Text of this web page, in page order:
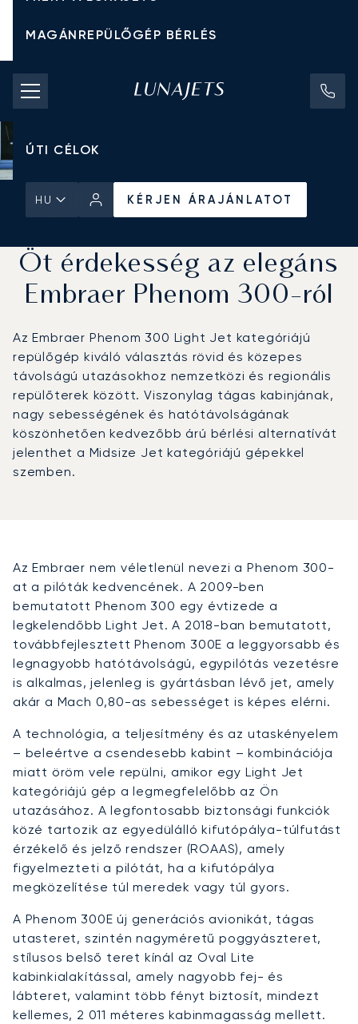
MAGÁNREPÜLŐGÉP BÉRLÉS
CHARTER ÁRAK
MAGÁNREPÜLŐGÉPEK
ÚTI CÉLOK
HU
KÉRJEN ÁRAJÁNLATOT
KÉRJEN ÁRAJÁNLATOT
Kezdőlap Hírek és Betekintés
Öt érdekesség az elegáns
Embraer Phenom 300-ról
Az Embraer Phenom 300 Light Jet kategóriájú
repülőgép kiváló választás rövid és közepes
távolságú utazásokhoz nemzetközi és regionális
repülőterek között. Viszonylag tágas kabinjának,
nagy sebességének és hatótávolságának
köszönhetően kedvezőbb árú bérlési alternatívát
jelenthet a Midsize Jet kategóriájú gépekkel
szemben.
Az Embraer nem véletlenül nevezi a Phenom 300-
at a pilóták kedvencének. A 2009-ben
bemutatott Phenom 300 egy évtizede a
legkelendőbb Light Jet. A 2018-ban bemutatott,
továbbfejlesztett Phenom 300E a leggyorsabb és
legnagyobb hatótávolságú, egypilótás vezetésre
is alkalmas, jelenleg is gyártásban lévő jet, amely
akár a Mach 0,80-as sebességet is képes elérni.
A technológia, a teljesítmény és az utaskényelem
– beleértve a csendesebb kabint – kombinációja
miatt öröm vele repülni, amikor egy Light Jet
kategóriájú gép a legmegfelelőbb az Ön
utazásához. A legfontosabb biztonsági funkciók
közé tartozik az egyedülálló kifutópálya-túlfutást
érzékelő és jelző rendszer (ROAAS), amely
figyelmezteti a pilótát, ha a kifutópálya
megközelítése túl meredek vagy túl gyors.
A Phenom 300E új generációs avionikát, tágas
utasteret, szintén nagyméretű poggyászteret,
stílusos belső teret kínál az Oval Lite
kabinkialakítással, amely nagyobb fej- és
lábteret, valamint több fényt biztosít, mindezt
kellemes, 2 011 méteres kabinmagasság mellett.